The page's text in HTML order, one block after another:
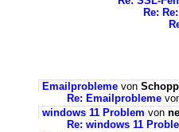
Re:
Emailprobleme von
Re: Emailprobleme
windows 11 Problem von
Re: windows 11